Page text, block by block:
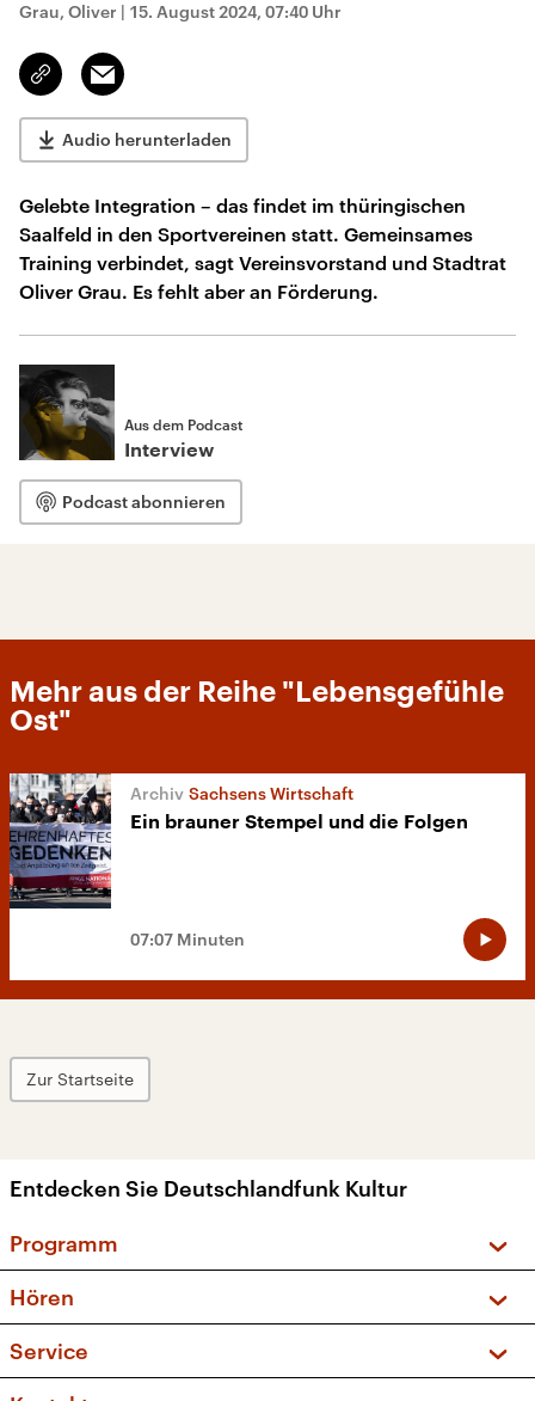
Grau, Oliver | 15. August 2024, 07:40 Uhr
Link
kopieren/teilen
Email
Audio herunterladen
Gelebte Integration – das findet im thüringischen
Saalfeld in den Sportvereinen statt. Gemeinsames
Training verbindet, sagt Vereinsvorstand und Stadtrat
Oliver Grau. Es fehlt aber an Förderung.
Aus dem Podcast
Interview
Podcast abonnieren
Mehr aus der Reihe "Lebensgefühle
Ost"
Sachsens Wirtschaft
Ein brauner Stempel und die Folgen
07:07 Minuten
Zur Startseite
Entdecken Sie Deutschlandfunk Kultur
Programm
Sendungen und Podcasts
Musikliste
Hören
Frequenzen (UKW + DAB+)
Service
FAQ